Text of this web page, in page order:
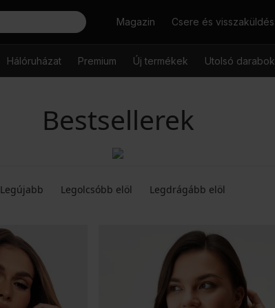
KeresésMagazin Csere és visszaküldés
Hálóruházat Premium Új termékek Utolsó darabok
Bestsellerek
Legújabb Legolcsóbb elöl Legdrágább elöl